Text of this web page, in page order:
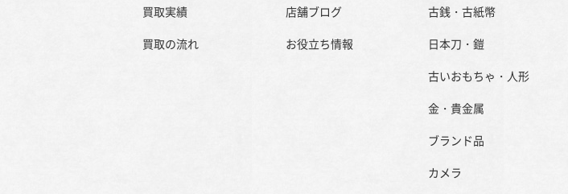
買取実績
買取の流れ
店舗ブログ
お役立ち情報
古銭・古紙幣
日本刀・鎧
古いおもちゃ・人形
金・貴金属
ブランド品
カメラ